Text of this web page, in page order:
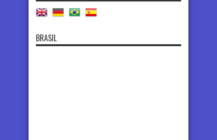
BRASIL